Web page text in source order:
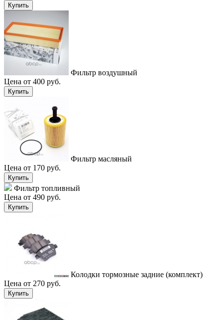
Купить
Фильтр воздушный
Цена от 400 руб.
Купить
Фильтр масляный
Цена от 170 руб.
Купить
Фильтр топливный
Цена от 490 руб.
Купить
Колодки тормозные задние (комплект)
Цена от 270 руб.
Купить